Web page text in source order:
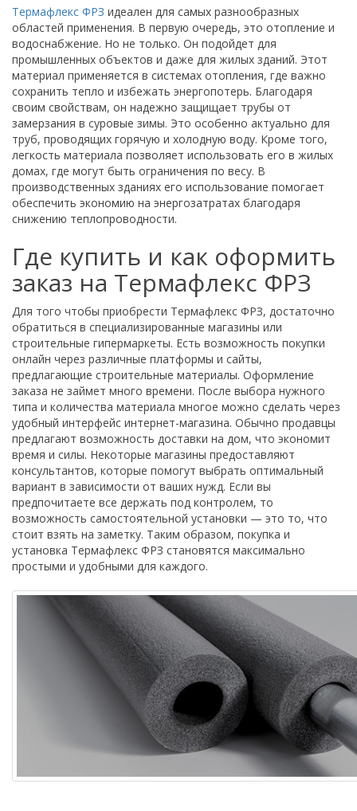
Термафлекс ФРЗ идеален для самых разнообразных
областей применения. В первую очередь, это отопление и
водоснабжение. Но не только. Он подойдет для
промышленных объектов и даже для жилых зданий. Этот
материал применяется в системах отопления, где важно
сохранить тепло и избежать энергопотерь. Благодаря
своим свойствам, он надежно защищает трубы от
замерзания в суровые зимы. Это особенно актуально для
труб, проводящих горячую и холодную воду. Кроме того,
легкость материала позволяет использовать его в жилых
домах, где могут быть ограничения по весу. В
производственных зданиях его использование помогает
обеспечить экономию на энергозатратах благодаря
снижению теплопроводности.
Где купить и как оформить
заказ на Термафлекс ФРЗ
Для того чтобы приобрести Термафлекс ФРЗ, достаточно
обратиться в специализированные магазины или
строительные гипермаркеты. Есть возможность покупки
онлайн через различные платформы и сайты,
предлагающие строительные материалы. Оформление
заказа не займет много времени. После выбора нужного
типа и количества материала многое можно сделать через
удобный интерфейс интернет-магазина. Обычно продавцы
предлагают возможность доставки на дом, что экономит
время и силы. Некоторые магазины предоставляют
консультантов, которые помогут выбрать оптимальный
вариант в зависимости от ваших нужд. Если вы
предпочитаете все держать под контролем, то
возможность самостоятельной установки — это то, что
стоит взять на заметку. Таким образом, покупка и
установка Термафлекс ФРЗ становятся максимально
простыми и удобными для каждого.